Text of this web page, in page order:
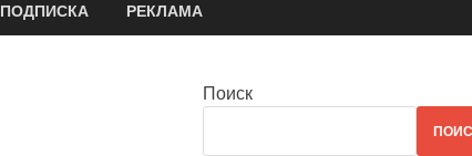
ПОДПИСКА РЕКЛАМА
Поиск